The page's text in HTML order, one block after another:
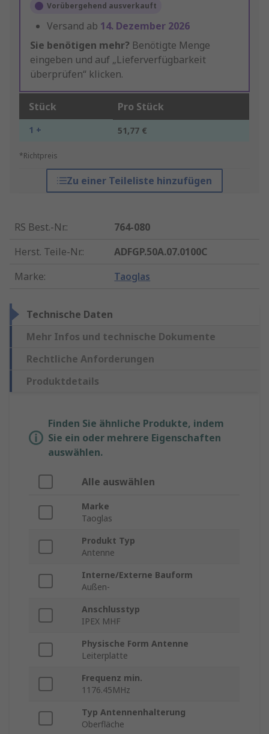
Vorübergehend ausverkauft
Versand ab 14. Dezember 2026
Sie benötigen mehr? Benötigte Menge
eingeben und auf „Lieferverfügbarkeit
überprüfen“ klicken.
Stück Pro Stück
1 + 51,77 €
*Richtpreis
Zu einer Teileliste hinzufügen
RS Best.-Nr.:
764-080
Herst. Teile-Nr.:
ADFGP.50A.07.0100C
Marke: Taoglas
Technische Daten
Mehr Infos und technische Dokumente
Rechtliche Anforderungen
Produktdetails
Finden Sie ähnliche Produkte, indem
Sie ein oder mehrere Eigenschaften
auswählen.
Alle auswählen
Marke
Taoglas
Produkt Typ
Antenne
Interne/Externe Bauform
Außen-
Anschlusstyp
IPEX MHF
Physische Form Antenne
Leiterplatte
Frequenz min.
1176.45MHz
Typ Antennenhalterung
Oberfläche